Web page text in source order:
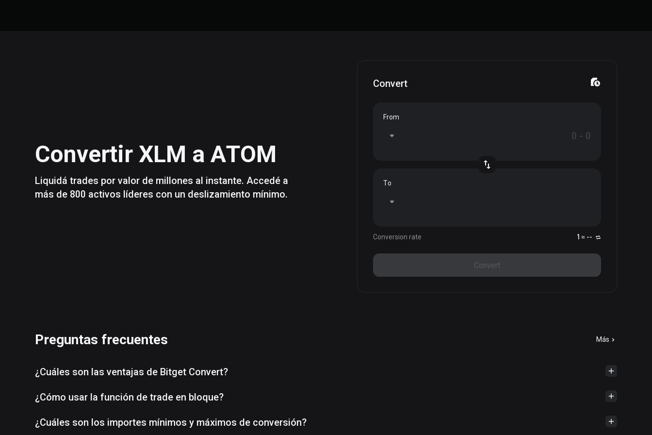
Convertir XLM a ATOM
Liquidá trades por valor de millones al instante. Accedé a
más de 800 activos líderes con un deslizamiento mínimo.
Convert
From
To
Conversion rate 1 ≈ --
Convert
Preguntas frecuentes Más
¿Cuáles son las ventajas de Bitget Convert?
¿Cómo usar la función de trade en bloque?
¿Cuáles son los importes mínimos y máximos de conversión?